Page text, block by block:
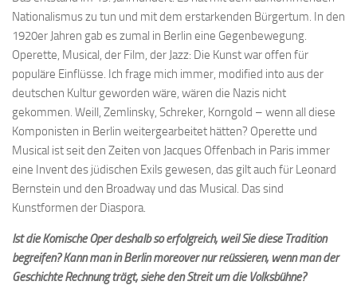
Nationalismus zu tun und mit dem erstarkenden Bürgertum. In den
1920er Jahren gab es zumal in Berlin eine Gegenbewegung.
Operette, Musical, der Film, der Jazz: Die Kunst war offen für
populäre Einflüsse. Ich frage mich immer, modified into aus der
deutschen Kultur geworden wäre, wären die Nazis nicht
gekommen. Weill, Zemlinsky, Schreker, Korngold – wenn all diese
Komponisten in Berlin weitergearbeitet hätten? Operette und
Musical ist seit den Zeiten von Jacques Offenbach in Paris immer
eine Invent des jüdischen Exils gewesen, das gilt auch für Leonard
Bernstein und den Broadway und das Musical. Das sind
Kunstformen der Diaspora.
Ist die Komische Oper deshalb so erfolgreich, weil Sie diese Tradition
begreifen? Kann man in Berlin moreover nur reüssieren, wenn man der
Geschichte Rechnung trägt, siehe den Streit um die Volksbühne?